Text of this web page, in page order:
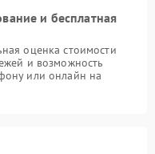
и бесплатная
оценка стоимости
и возможность
или онлайн на